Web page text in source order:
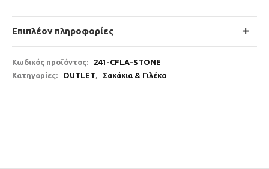
Επιπλέον πληροφορίες
Κωδικός προϊόντος:
241-CFLA-STONE
Κατηγορίες:
OUTLET, Σακάκια & Γιλέκα